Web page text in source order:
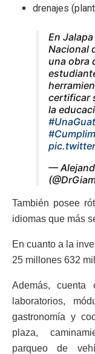
drenajes
En
Nacional
una obra
certificar
la
—
También posee
idiomas que más
En cuanto a la
25 millones 632
Además, cuenta
laboratorios,
gastronomía y
plaza,
parqueo de